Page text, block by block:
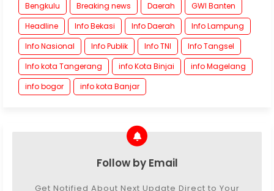
Bengkulu Breaking news Daerah
GWI Banten
Headline
Info Bekasi Info Daerah
Info Lampung
Info Nasional
Info Publik Info TNI
Info Tangsel
Info kota Tangerang
info Kota Binjai
info Magelang
info bogor
info kota Banjar
Follow by Email
Get Notified About Next Update Direct to Your